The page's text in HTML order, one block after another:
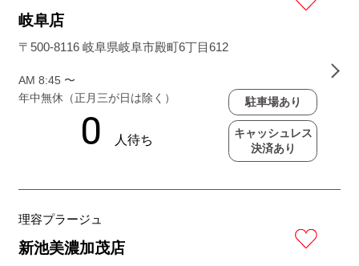
岐阜店
〒500-8116 岐阜県岐阜市殿町6丁目612
AM 8:45 〜
年中無休（正月三が日は除く）
駐車場あり
キャッシュレス
決済あり
理容プラージュ
新池美濃加茂店